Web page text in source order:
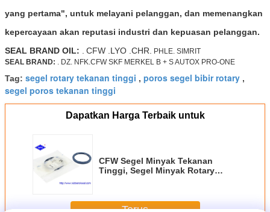
yang pertama", untuk melayani pelanggan, dan memenangkan
kepercayaan akan reputasi industri dan kepuasan pelanggan.
SEAL BRAND OIL:
CFW .LYO .CHR. PHLE. SIMRIT
SEAL BRAND: . DZ. NFK.CFW SKF MERKEL B + S AUTOX PRO-ONE
Tag: segel rotary tekanan tinggi , poros segel bibir rotary ,
segel poros tekanan tinggi
Dapatkan Harga Terbaik untuk
CFW Segel Minyak Tekanan
Tinggi, Segel Minyak Rotary